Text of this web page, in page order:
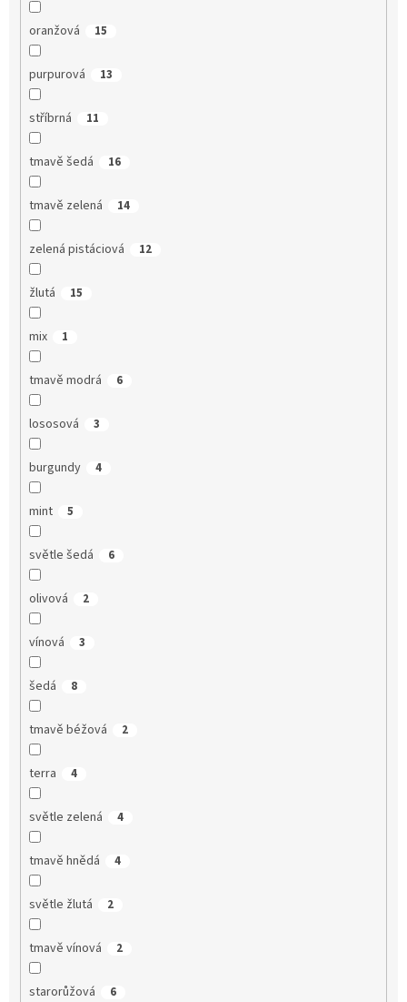
oranžová 15
purpurová 13
stříbrná 11
tmavě šedá 16
tmavě zelená 14
zelená pistáciová 12
žlutá 15
mix 1
tmavě modrá 6
lososová 3
burgundy 4
mint 5
světle šedá 6
olivová 2
vínová 3
šedá 8
tmavě béžová 2
terra 4
světle zelená 4
tmavě hnědá 4
světle žlutá 2
tmavě vínová 2
starorůžová 6